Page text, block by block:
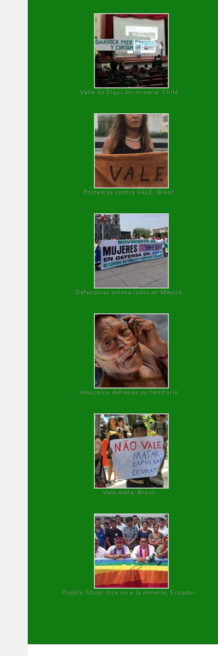
Valle de Elqui sin minería. Chile
Protestas contra VALE, Brasil
Defensoras amenazadas en México
Amazonía defiende su territorio
Vale mata, Brasil
Pueblo Shuar dice no a la minería, Ecuador